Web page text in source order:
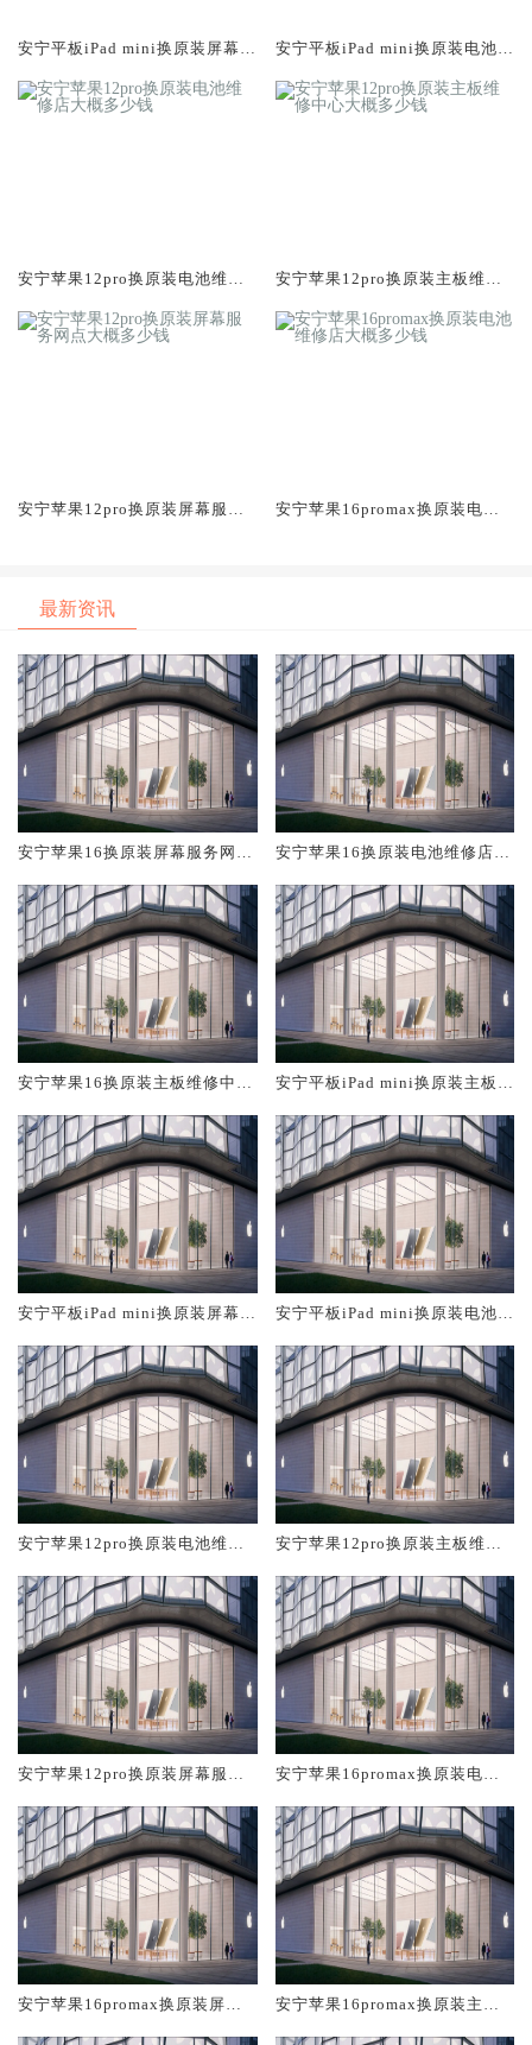
安宁平板iPad mini换原装屏幕服
安宁平板iPad mini换原装电池维
安宁苹果12pro换原装电池维修
安宁苹果12pro换原装主板维修
安宁苹果12pro换原装屏幕服务
安宁苹果16promax换原装电池
最新资讯
安宁苹果16换原装屏幕服务网点
安宁苹果16换原装电池维修店大
安宁苹果16换原装主板维修中心
安宁平板iPad mini换原装主板维
安宁平板iPad mini换原装屏幕服
安宁平板iPad mini换原装电池维
安宁苹果12pro换原装电池维修
安宁苹果12pro换原装主板维修
安宁苹果12pro换原装屏幕服务
安宁苹果16promax换原装电池
安宁苹果16promax换原装屏幕
安宁苹果16promax换原装主板